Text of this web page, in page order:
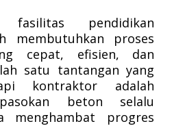
fasilitas pendidikan
membutuhkan proses
cepat, efisien, dan
satu tantangan yang
kontraktor adalah
beton selalu
menghambat progres